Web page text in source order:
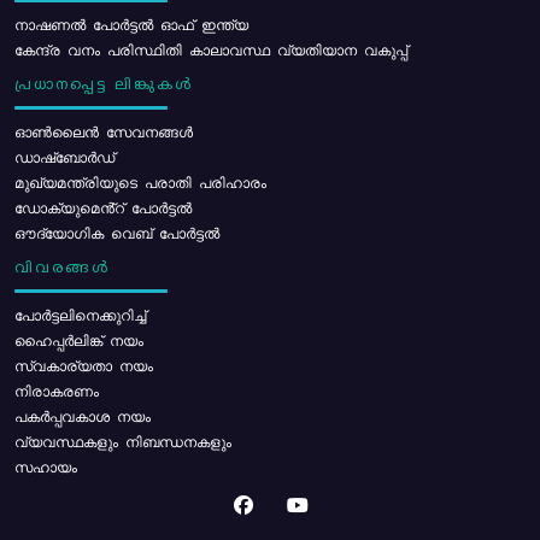
നാഷണൽ പോർട്ടൽ ഓഫ് ഇന്ത്യ
കേന്ദ്ര വനം പരിസ്ഥിതി കാലാവസ്ഥ വ്യതിയാന വകുപ്പ്
പ്രധാനപ്പെട്ട ലിങ്കുകൾ
ഓൺലൈൻ സേവനങ്ങൾ
ഡാഷ്ബോർഡ്
മുഖ്യമന്ത്രിയുടെ പരാതി പരിഹാരം
ഡോക്യുമെൻ്റ് പോർട്ടൽ
ഔദ്യോഗിക വെബ് പോർട്ടൽ
വിവരങ്ങൾ
പോര്‍ട്ടലിനെക്കുറിച്ച്
ഹൈപ്പർലിങ്ക് നയം
സ്വകാര്യതാ നയം
നിരാകരണം
പകർപ്പവകാശ നയം
വ്യവസ്ഥകളും നിബന്ധനകളും
സഹായം